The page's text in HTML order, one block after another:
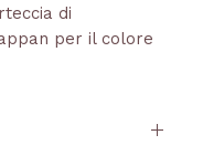
di
per il colore